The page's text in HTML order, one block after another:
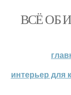
ВСЁ ОБ
интерьер для